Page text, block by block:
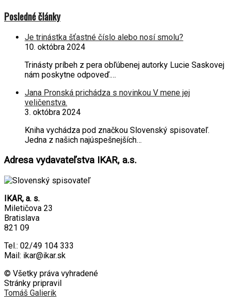
Posledné články
Je trinástka šťastné číslo alebo nosí smolu?
10. októbra 2024
Trinásty príbeh z pera obľúbenej autorky Lucie Saskovej
nám poskytne odpoveď.…
Jana Pronská prichádza s novinkou V mene jej
veličenstva.
3. októbra 2024
Kniha vychádza pod značkou Slovenský spisovateľ.
Jedna z našich najúspešnejších…
Adresa vydavateľstva IKAR, a.s.
IKAR, a. s.
Miletičova 23
Bratislava
821 09
Tel.: 02/49 104 333
Mail: ikar@ikar.sk
© Všetky práva vyhradené
Stránky pripravil
Tomáš Galierik